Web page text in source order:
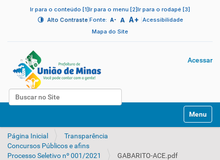
Ir para o conteúdo [1]Ir para o menu [2]Ir para o rodapé [3]
Alto Contraste| Fonte: A- A A+ Acessibilidade
Mapa do Site
Busca
Acessar
v
Toggle
Página Inicial
Transparência
Concursos Públicos e afins
Processo Seletivo nº 001/2021
GABARITO-ACE.pdf